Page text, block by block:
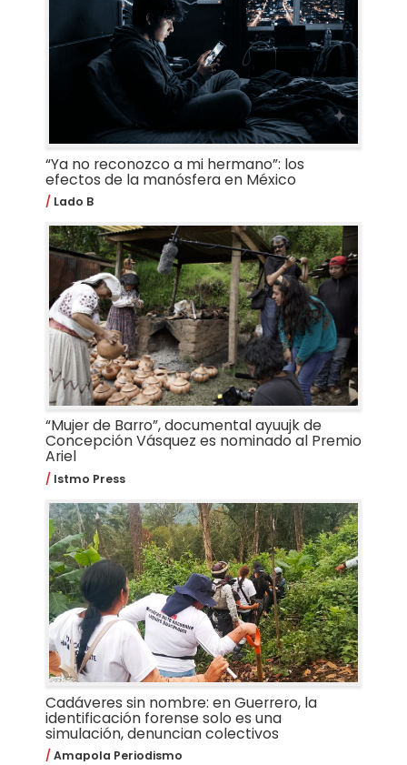
“Ya no reconozco a mi hermano”: los
efectos de la manósfera en México
Lado B
“Mujer de Barro”, documental ayuujk de
Concepción Vásquez es nominado al Premio
Ariel
Istmo Press
Cadáveres sin nombre: en Guerrero, la
identificación forense solo es una
simulación, denuncian colectivos
Amapola Periodismo